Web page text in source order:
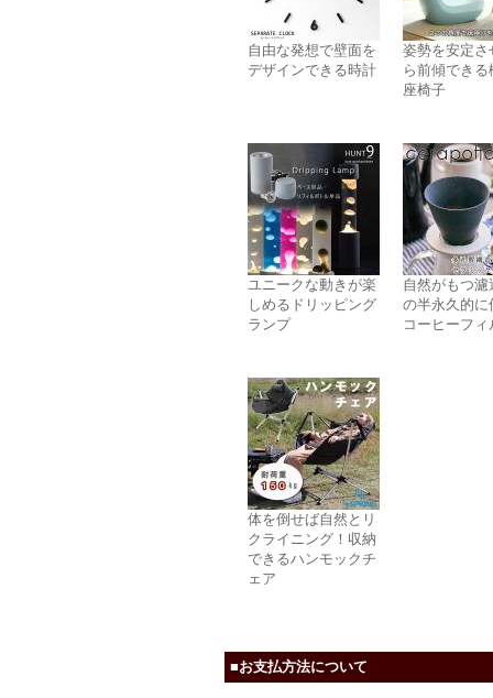
自由な発想で壁面を
デザインできる時計
姿勢を安定さ
ら前傾できる
座椅子
ユニークな動きが楽
しめるドリッピング
ランプ
自然がもつ濾
の半永久的に
コーヒーフィ
体を倒せば自然とリ
クライニング！収納
できるハンモックチ
ェア
■お支払方法について